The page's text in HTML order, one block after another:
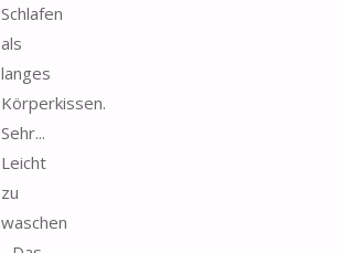
Schlafen
als
langes
Körperkissen.
Sehr...
Leicht
zu
waschen